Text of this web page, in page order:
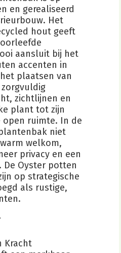
en gerealiseerd
Het
hout geeft
aansluit bij het
accenten in
plaatsen van
zichtlijnen en
plant tot zijn
ruimte. In de
niet
welkom,
privacy en een
De Oyster potten
op strategische
als rustige,
Kracht